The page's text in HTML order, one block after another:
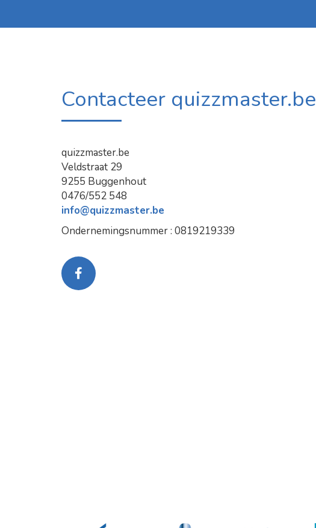
Contacteer quizzmaster.be
quizzmaster.be
Veldstraat 29
9255 Buggenhout
0476/552 548
info@quizzmaster.be
Ondernemingsnummer : 0819219339